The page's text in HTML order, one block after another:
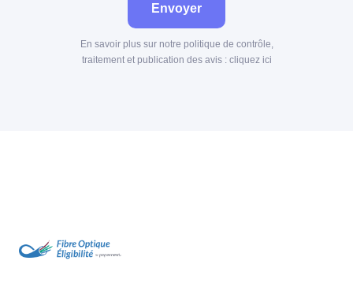
Envoyer
En savoir plus sur notre politique de contrôle,
traitement et publication des avis : cliquez ici